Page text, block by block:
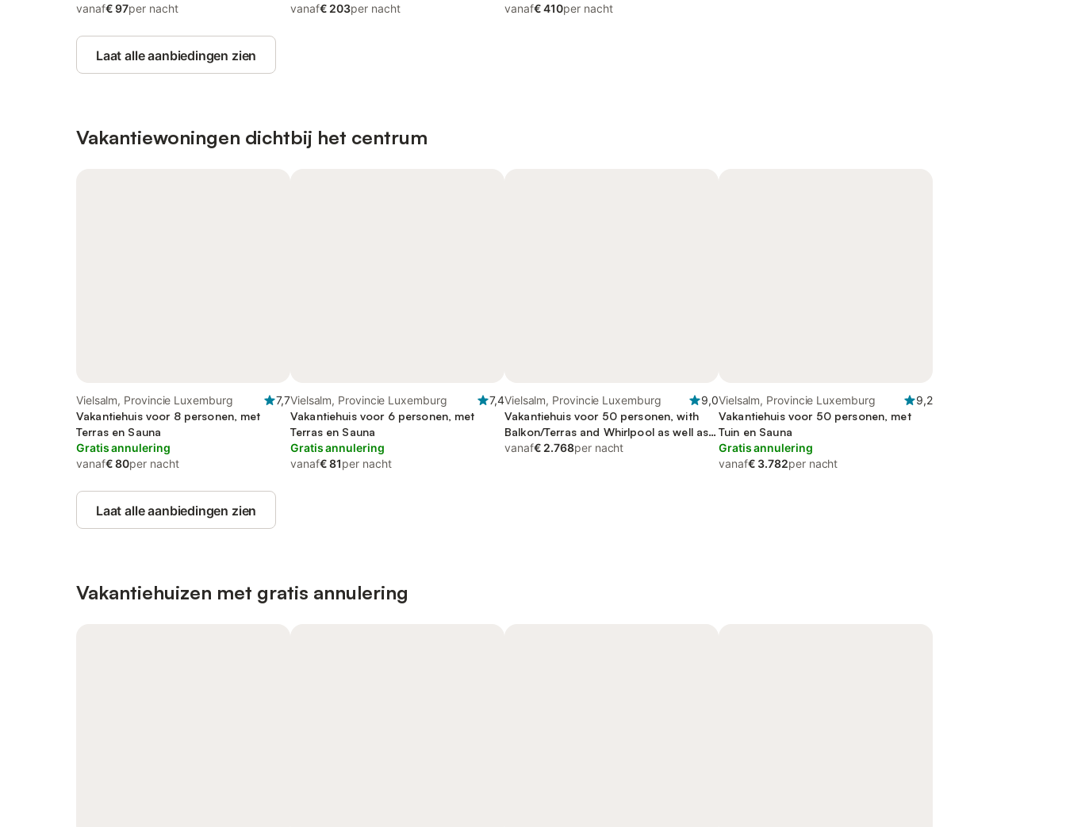
vanaf€ 97per nacht
vanaf€ 203per nacht
vanaf€ 410per nacht
Laat alle aanbiedingen zien
Vakantiewoningen dichtbij het centrum
Vielsalm, Provincie Luxemburg
7,7
Vakantiehuis voor 8 personen, met
Terras en Sauna
Gratis annulering
vanaf€ 80per nacht
Vielsalm, Provincie Luxemburg
7,4
Vakantiehuis voor 6 personen, met
Terras en Sauna
Gratis annulering
vanaf€ 81per nacht
Vielsalm, Provincie Luxemburg
9,0
Vakantiehuis voor 50 personen, with
Balkon/Terras and Whirlpool as well as
Terras and Sauna
vanaf€ 2.768per nacht
Vielsalm, Provincie Luxemburg
9,2
Vakantiehuis voor 50 personen, met
Tuin en Sauna
Gratis annulering
vanaf€ 3.782per nacht
Laat alle aanbiedingen zien
Vakantiehuizen met gratis annulering